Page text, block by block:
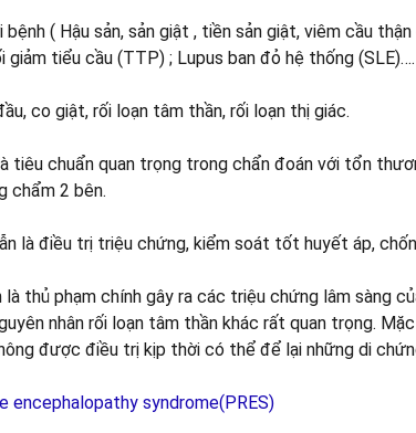
( Hậu sản, sản giật , tiền sản giật, viêm cầu
tiểu cầu (TTP) ; Lupus ban đỏ hệ thống (SLE)….
co giật, rối loạn tâm thần, rối loạn thị giác.
tiêu chuẩn quan trọng trong chẩn đoán với tổn
chẩm 2 bên.
là điều trị triệu chứng, kiểm soát tốt huyết áp,
thủ phạm chính gây ra các triệu chứng lâm sàng
nhân rối loạn tâm thần khác rất quan trọng.
được điều trị kịp thời có thể để lại những di
encephalopathy syndrome(PRES)